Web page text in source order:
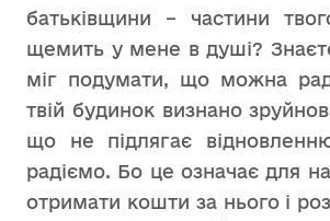
батьківщини – частини
щемить у мене в душі?
міг подумати, що можна
твій будинок визнано
що не підлягає
радіємо. Бо це означає для
отримати кошти за нього і